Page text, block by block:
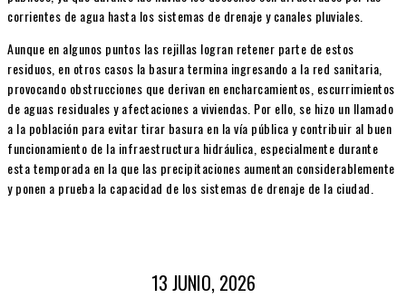
corrientes de agua hasta los sistemas de drenaje y canales pluviales.
Aunque en algunos puntos las rejillas logran retener parte de estos
residuos, en otros casos la basura termina ingresando a la red sanitaria,
provocando obstrucciones que derivan en encharcamientos, escurrimientos
de aguas residuales y afectaciones a viviendas. Por ello, se hizo un llamado
a la población para evitar tirar basura en la vía pública y contribuir al buen
funcionamiento de la infraestructura hidráulica, especialmente durante
esta temporada en la que las precipitaciones aumentan considerablemente
y ponen a prueba la capacidad de los sistemas de drenaje de la ciudad.
13 JUNIO, 2026